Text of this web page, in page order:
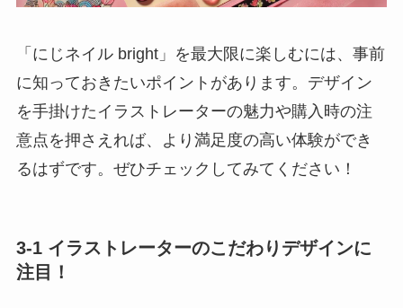
「にじネイル bright」を最大限に楽しむには、事前
に知っておきたいポイントがあります。デザイン
を手掛けたイラストレーターの魅力や購入時の注
意点を押さえれば、より満足度の高い体験ができ
るはずです。ぜひチェックしてみてください！
3-1 イラストレーターのこだわりデザインに
注目！